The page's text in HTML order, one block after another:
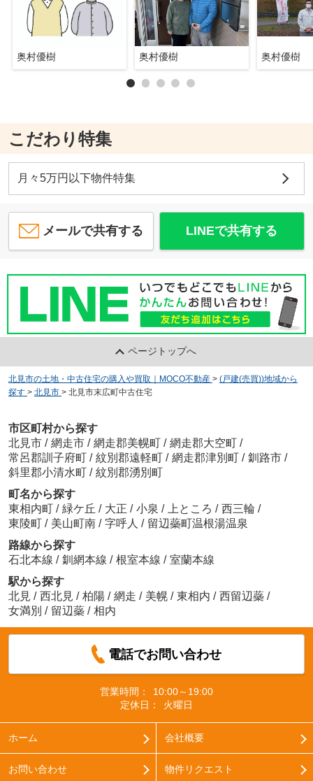
奥村優樹 奥村優樹 奥村優樹
こだわり特集
月々5万円以下物件特集
メールで共有する LINEで共有する
ページトップへ
北見市の土地・中古住宅の購入や買取｜MOCO不動産 > (戸建(売買))地域から
探す > 北見市 > 北見市末広町中古住宅
市区町村から探す
北見市 / 網走市 / 網走郡美幌町 / 網走郡大空町 /
常呂郡訓子府町 / 紋別郡遠軽町 / 網走郡津別町 / 釧路市 /
斜里郡小清水町 / 紋別郡湧別町
町名から探す
東相内町 / 緑ケ丘 / 大正 / 小泉 / 上ところ / 西三輪 /
東陵町 / 美山町南 / 字呼人 / 留辺蘂町温根湯温泉
路線から探す
石北本線 / 釧網本線 / 根室本線 / 室蘭本線
駅から探す
北見 / 西北見 / 柏陽 / 網走 / 美幌 / 東相内 / 西留辺蘂 /
女満別 / 留辺蘂 / 相内
電話でお問い合わせ
営業時間：
10:00～19:00
定休日：
火曜日
ホーム 会社概要
お問い合わせ 物件リクエスト